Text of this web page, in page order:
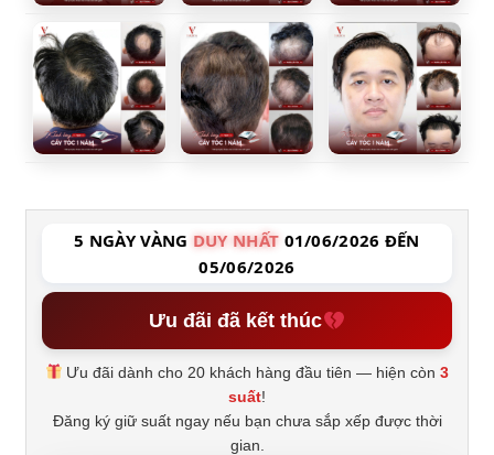
5 NGÀY VÀNG DUY NHẤT 01/06/2026 ĐẾN
05/06/2026
Ưu đãi đã kết thúc
Ưu đãi dành cho 20 khách hàng đầu tiên — hiện còn3
suất!
Đăng ký giữ suất ngay nếu bạn chưa sắp xếp được thời
gian.